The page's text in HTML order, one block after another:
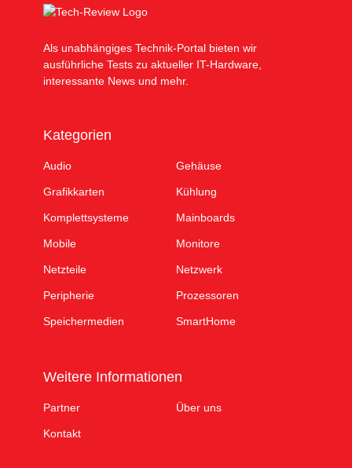
Als unabhängiges Technik-Portal bieten wir
ausführliche Tests zu aktueller IT-Hardware,
interessante News und mehr.
Kategorien
Audio Gehäuse
Grafikkarten Kühlung
Komplettsysteme Mainboards
Mobile Monitore
Netzteile Netzwerk
Peripherie Prozessoren
Speichermedien SmartHome
Weitere Informationen
Partner Über uns
Kontakt